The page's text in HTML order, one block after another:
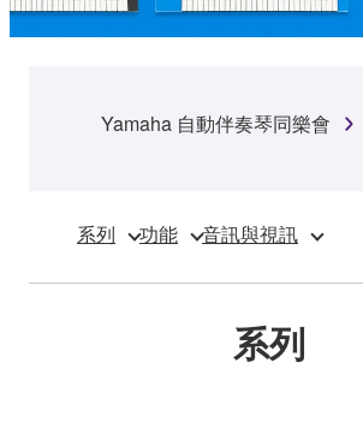
Yamaha 自動伴奏琴同樂會
系列 功能 音訊與視訊
系列